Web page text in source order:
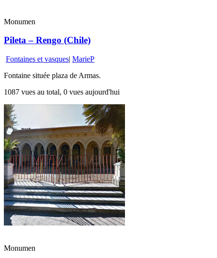
Monumen
Pileta – Rengo (Chile)
Fontaines et vasques| MarieP
Fontaine située plaza de Armas.
1087 vues au total, 0 vues aujourd'hui
Monumen